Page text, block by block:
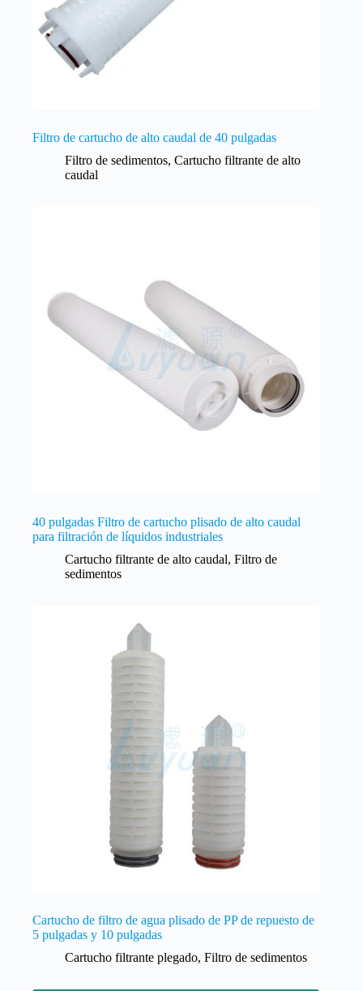
Filtro de cartucho de alto caudal de 40 pulgadas
Filtro de sedimentos, Cartucho filtrante de alto
caudal
40 pulgadas Filtro de cartucho plisado de alto caudal
para filtración de líquidos industriales
Cartucho filtrante de alto caudal, Filtro de
sedimentos
Cartucho de filtro de agua plisado de PP de repuesto de
5 pulgadas y 10 pulgadas
Cartucho filtrante plegado, Filtro de sedimentos